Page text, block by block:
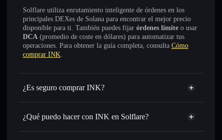
Solflare utiliza enrutamiento inteligente de órdenes en los
principales DEXes de Solana para encontrar el mejor precio
disponible para ti. También puedes fijar órdenes límite o usar
DCA (promedio de coste en dólares) para automatizar tus
operaciones. Para obtener la guía completa, consulta Cómo
comprar INK.
¿Es seguro comprar INK?
INK no está verificado
¿Qué puedo hacer con INK en Solflare?
INK
cartera de Solflare